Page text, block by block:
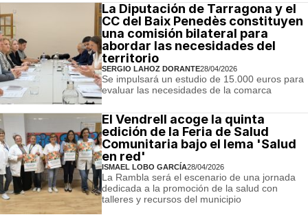
La Diputación de Tarragona y el
CC del Baix Penedès constituyen
una comisión bilateral para
abordar las necesidades del
territorio
SERGIO LAHOZ DORANTE28/04/2026
Se impulsará un estudio de 15.000 euros para
evaluar las necesidades de la comarca
El Vendrell acoge la quinta
edición de la Feria de Salud
Comunitaria bajo el lema 'Salud
en red'
ISMAEL LOBO GARCÍA28/04/2026
La Rambla será el escenario de una jornada
dedicada a la promoción de la salud con
talleres y recursos del municipio